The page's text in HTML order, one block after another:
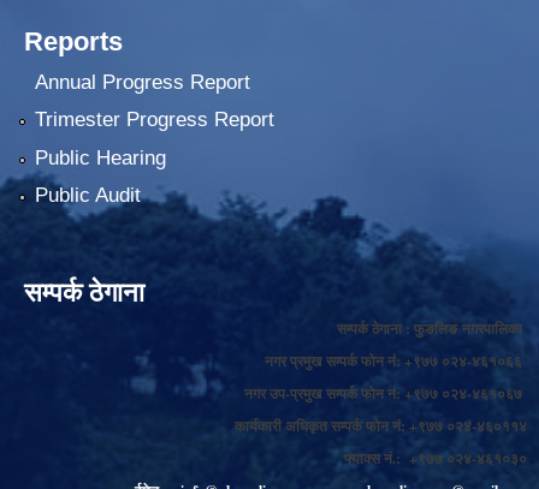
Reports
Annual Progress Report
Trimester Progress Report
Public Hearing
Public Audit
सम्पर्क ठेगाना
सम्पर्क ठेगाना : फुङलिङ नगरपालिका
नगर प्रमुख सम्पर्क फोन नं: +९७७ ०२४-४६१०६६
नगर उप-प्रमुख सम्पर्क फोन नं: +९७७ ०२४-४६१०६७
कार्यकारी अधिकृत सम्पर्क फोन नं: +९७७ ०२४-४६०११४
फ्याक्स नं.: +९७७ ०२४-४६१०३०